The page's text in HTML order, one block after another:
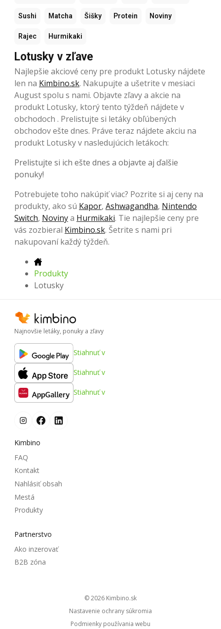
Sushi Matcha Šišky Protein Noviny
Rajec Hurmikaki
Lotusky v zľave
Najlepšie akciové ceny pre produkt Lotusky nájdete
len na Kimbino.sk. Nakupujte a ušetrite v mesiaci
August spolu s nami. Objavte zľavy a akcie na
produkt Lotusky, ktorý tento týždeň nájdete v
obchodoch . Prelistujte si letáky obľúbených
obchodov ešte dnes. Práve teraz nájdete akciu na
produkt Lotusky v nasledujúcich letákoch:
Prelistujte si ich ešte dnes a objavte aj ďalšie
ponuky!
Potrebujete toho nakúpiť viac? Pozrite si aj ceny na
produkty, ako sú Kapor, Ashwagandha, Nintendo
Switch, Novinya Hurmikaki. Tie najlepšie ceny pre
vás zozbieral Kimbino.sk. Šetrite s nami pri
nakupovaní každý týždeň.
Produkty
Lotusky
Najnovšie letáky, ponuky a zľavy
Stiahnuť v
Stiahnuť v
Stiahnuť v
Kimbino
FAQ
Kontakt
Nahlásiť obsah
Mestá
Produkty
Partnerstvo
Ako inzerovať
B2B zóna
© 2026
kimbino.sk
Nastavenie ochrany súkromia
Podmienky používania webu